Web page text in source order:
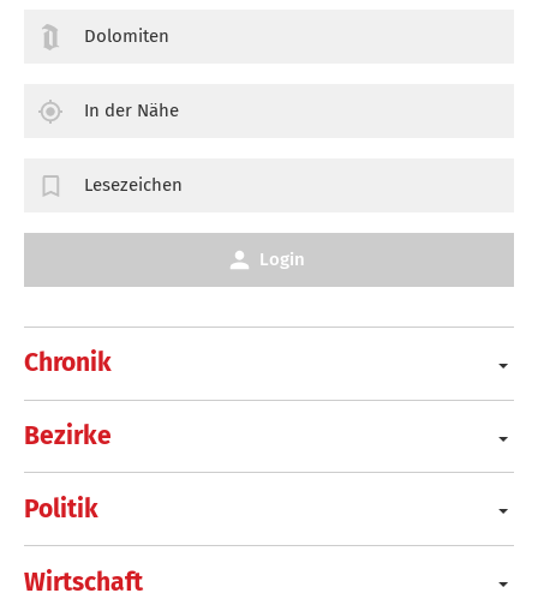
Chronik
Bezirke
Politik
Wirtschaft
Dolomiten
In der Nähe
Lesezeichen
Login